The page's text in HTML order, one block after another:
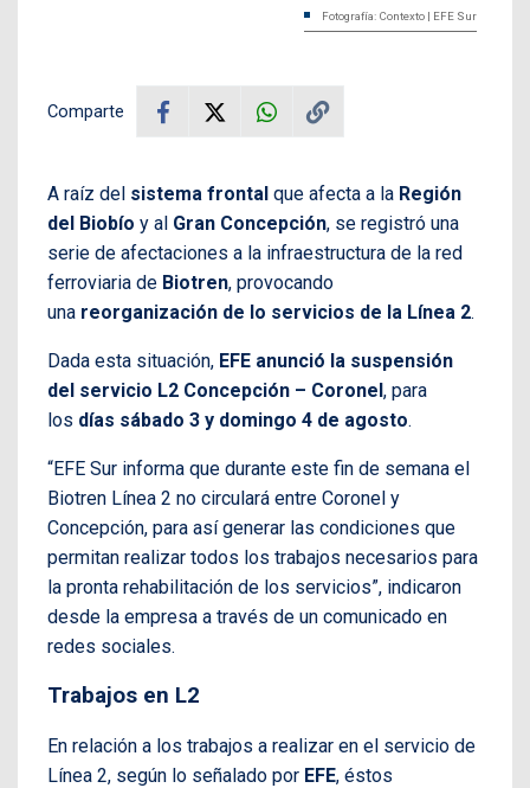
Fotografía: Contexto | EFE Sur
Comparte
A raíz del sistema frontal que afecta a la Región
del Biobío y al Gran Concepción, se registró una
serie de afectaciones a la infraestructura de la red
ferroviaria de Biotren, provocando
una reorganización de lo servicios de la Línea 2.
Dada esta situación, EFE anunció la suspensión
del servicio L2 Concepción – Coronel , para
los días sábado 3 y domingo 4 de agosto.
“EFE Sur informa que durante este fin de semana el
Biotren Línea 2 no circulará entre Coronel y
Concepción, para así generar las condiciones que
permitan realizar todos los trabajos necesarios para
la pronta rehabilitación de los servicios”, indicaron
desde la empresa a través de un comunicado en
redes sociales.
Trabajos en L2
En relación a los trabajos a realizar en el servicio de
Línea 2, según lo señalado por EFE, éstos